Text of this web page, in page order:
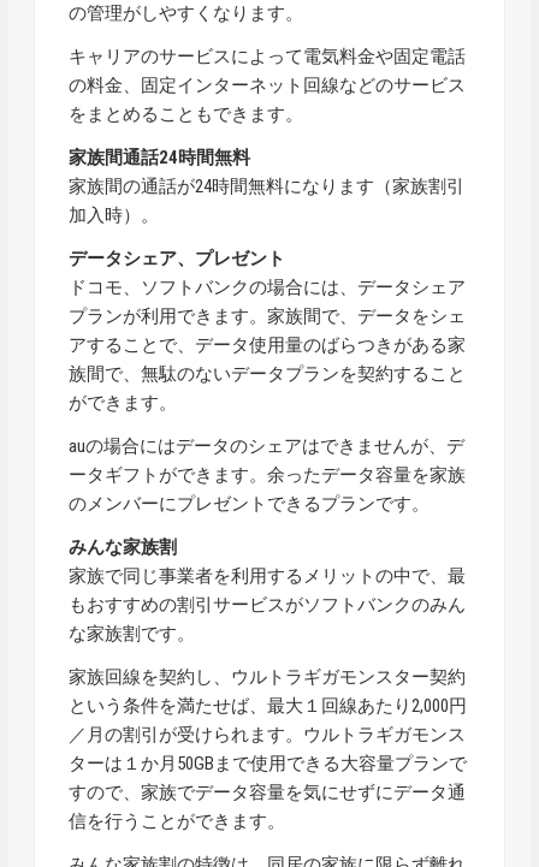
の管理がしやすくなります。
キャリアのサービスによって電気料金や固定電話
の料金、固定インターネット回線などのサービス
をまとめることもできます。
家族間通話24時間無料
家族間の通話が24時間無料になります（家族割引
加入時）。
データシェア、プレゼント
ドコモ、ソフトバンクの場合には、データシェア
プランが利用できます。家族間で、データをシェ
アすることで、データ使用量のばらつきがある家
族間で、無駄のないデータプランを契約すること
ができます。
auの場合にはデータのシェアはできませんが、デ
ータギフトができます。余ったデータ容量を家族
のメンバーにプレゼントできるプランです。
みんな家族割
家族で同じ事業者を利用するメリットの中で、最
もおすすめの割引サービスがソフトバンクのみん
な家族割です。
家族回線を契約し、ウルトラギガモンスター契約
という条件を満たせば、最大１回線あたり2,000円
／月の割引が受けられます。ウルトラギガモンス
ターは１か月50GBまで使用できる大容量プランで
すので、家族でデータ容量を気にせずにデータ通
信を行うことができます。